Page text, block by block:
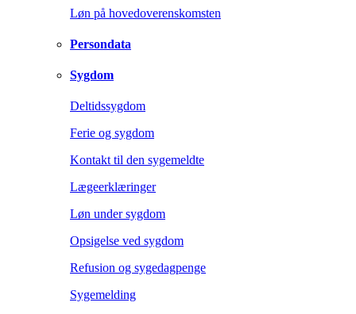
Løn på hovedoverenskomsten
Persondata
Sygdom
Deltidssygdom
Ferie og sygdom
Kontakt til den sygemeldte
Lægeerklæringer
Løn under sygdom
Opsigelse ved sygdom
Refusion og sygedagpenge
Sygemelding